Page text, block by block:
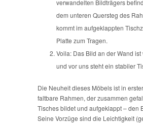
verwandelten Bildträgers
dem unteren Quersteg des
kommt im aufgeklappten
Platte zum Tragen.
Voila: Das Bild an der Wand
und vor uns steht ein stabiler
Die Neuheit dieses Möbels ist in
faltbare Rahmen, der zusammen
Tisches bildet und aufgeklappt – den
Seine Vorzüge sind die Leichtigkeit